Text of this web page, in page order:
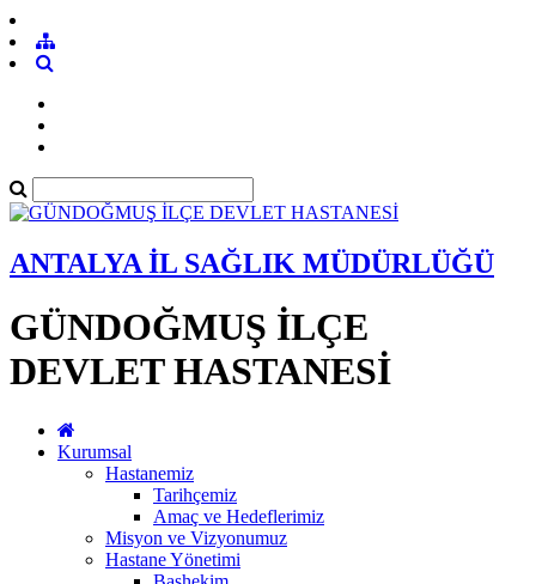
ANTALYA İL SAĞLIK MÜDÜRLÜĞÜ
GÜNDOĞMUŞ İLÇE
DEVLET HASTANESİ
Kurumsal
Hastanemiz
Tarihçemiz
Amaç ve Hedeflerimiz
Misyon ve Vizyonumuz
Hastane Yönetimi